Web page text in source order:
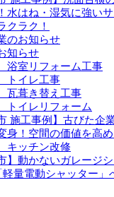
水はね・湿気に強い
クラク！
のお知らせ
知らせ
室リフォーム工事
イレ工事
葺き替え工事
イレリフォーム
施工事例】古びた企
身！空間の価値を高
ッチン改修
】動かないガレージ
量電動シャッター」